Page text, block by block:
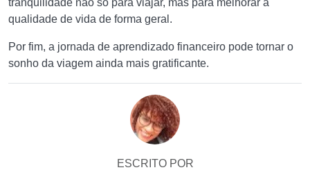
qualidade de vida de forma geral.
Por fim, a jornada de aprendizado financeiro pode tornar o
sonho da viagem ainda mais gratificante.
ESCRITO POR